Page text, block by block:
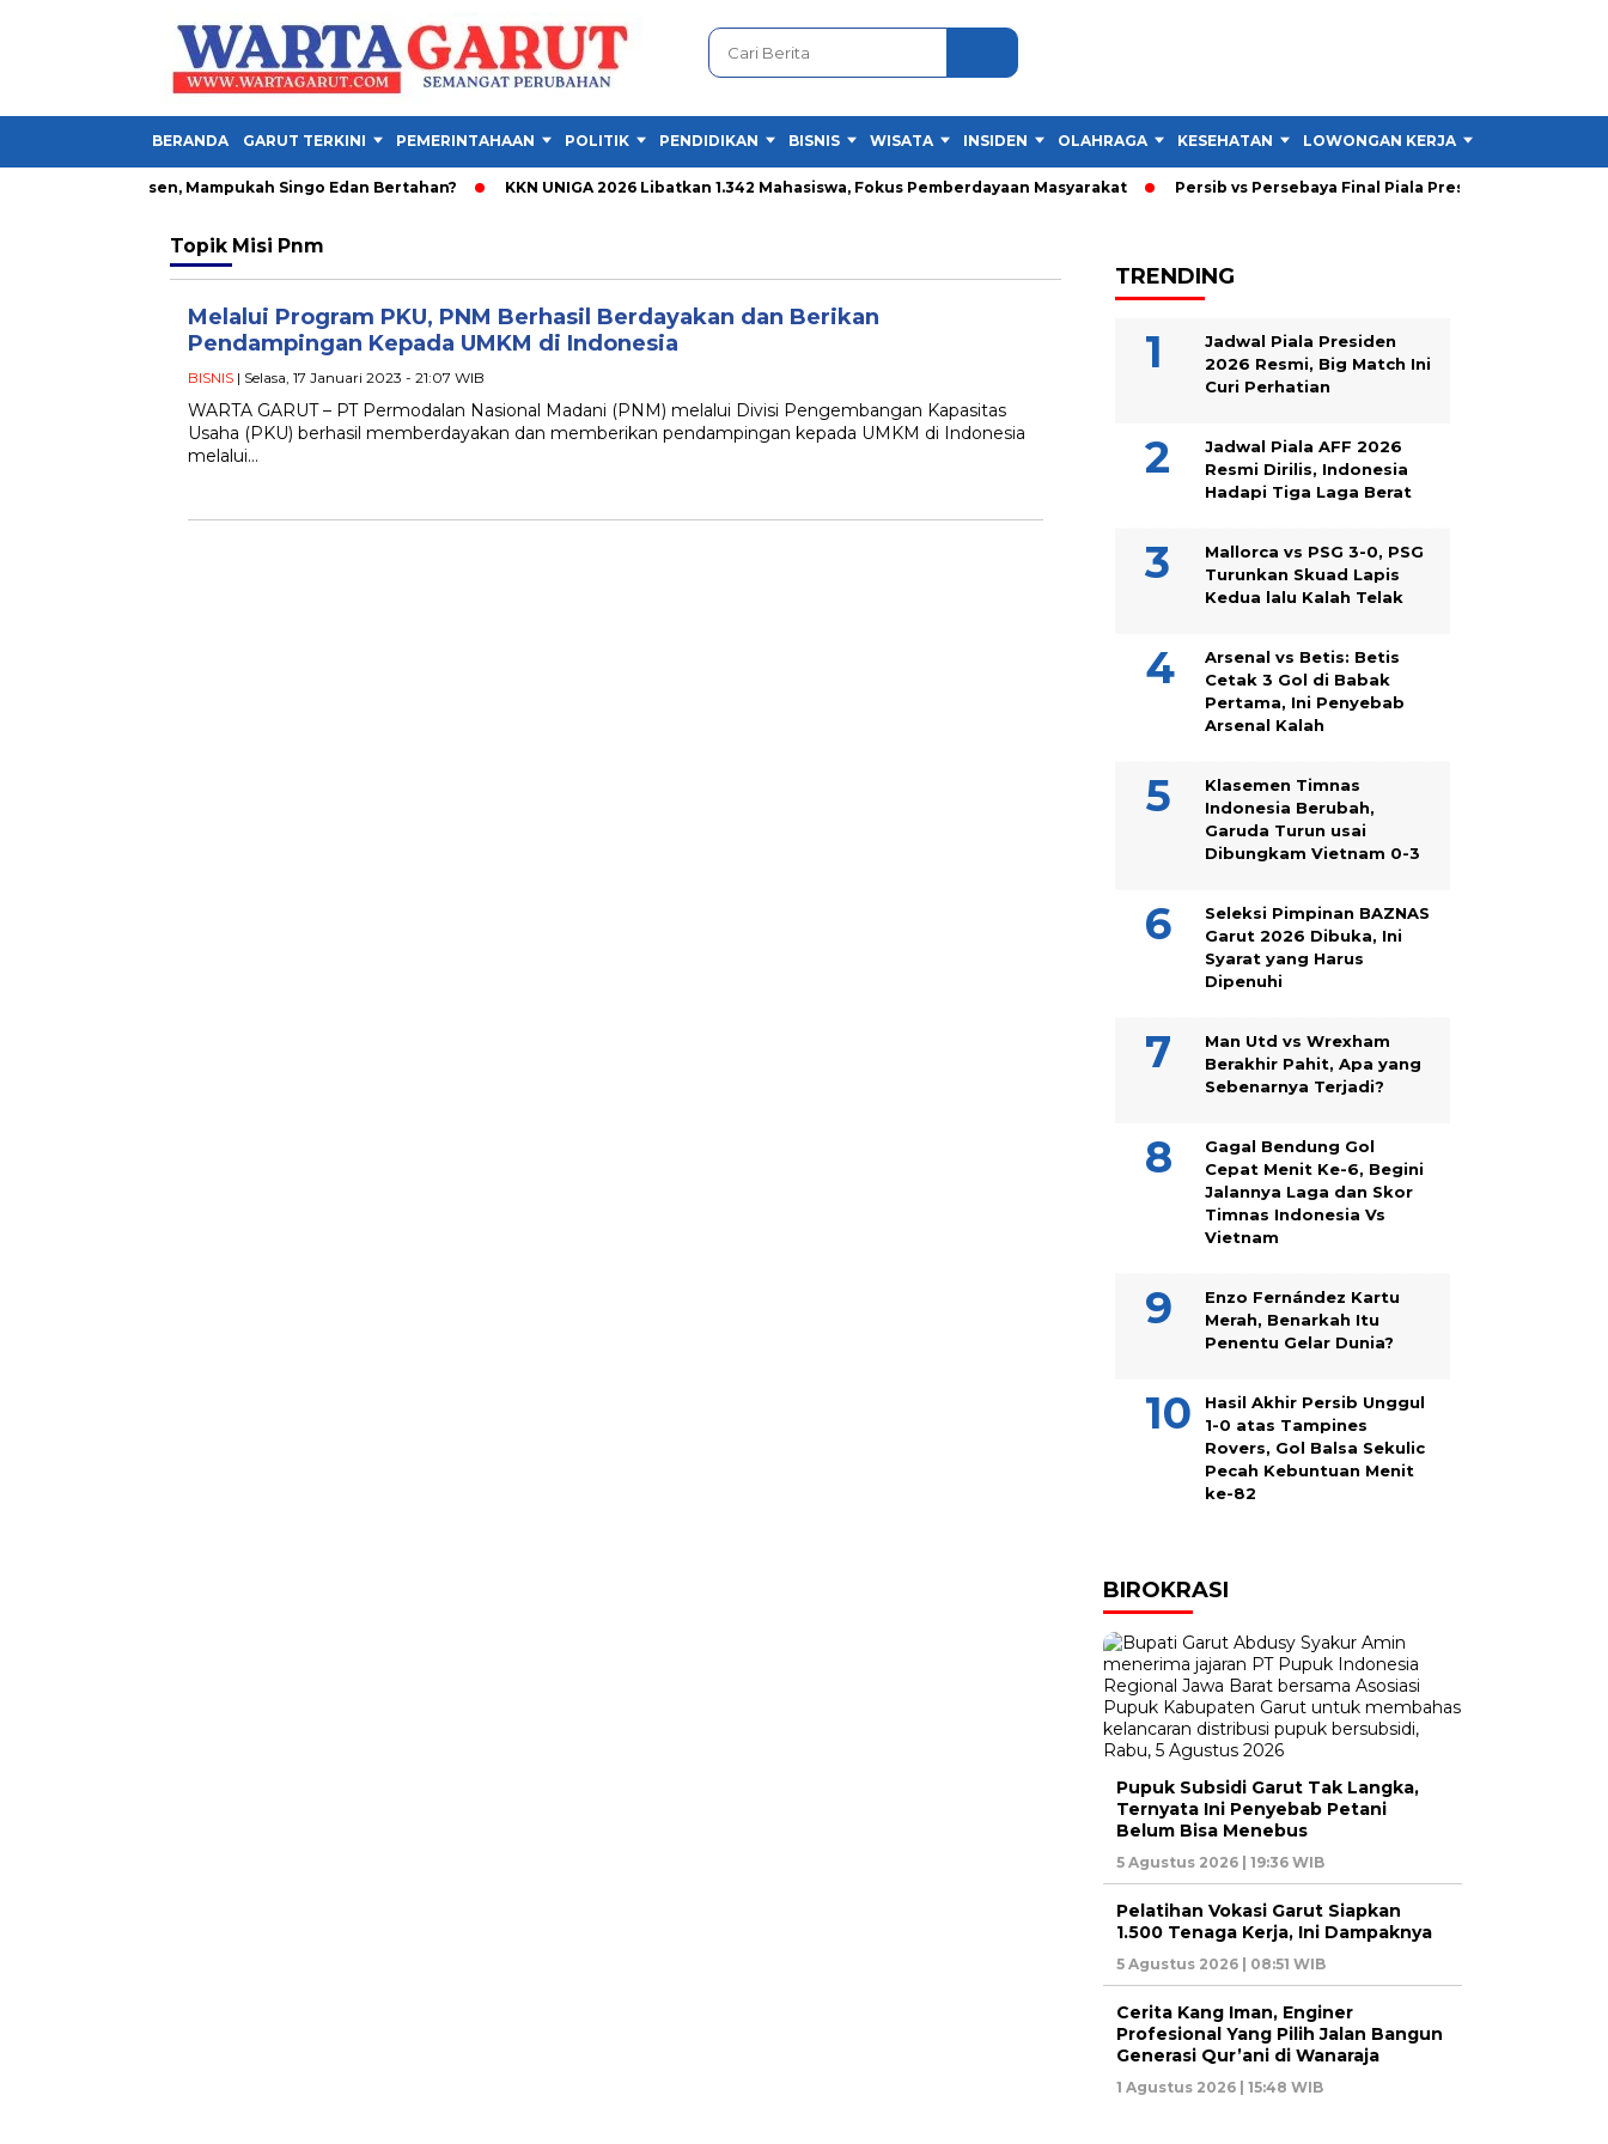
BERANDA GARUT TERKINI PEMERINTAHAAN POLITIK PENDIDIKAN BISNIS WISATA INSIDEN OLAHRAGA KESEHATAN LOWONGAN KERJA
Henrique Absen, Mampukah Singo Edan Bertahan? KKN UNIGA 2026 Libatkan 1.342 Mahasiswa, Fokus Pemberdayaan Masyarakat Persib vs Persebaya Final Piala Presiden 2026: Persib
Topik Misi Pnm
Melalui Program PKU, PNM Berhasil Berdayakan dan Berikan
Pendampingan Kepada UMKM di Indonesia
BISNIS | Selasa, 17 Januari 2023 - 21:07 WIB
WARTA GARUT – PT Permodalan Nasional Madani (PNM) melalui Divisi Pengembangan Kapasitas
Usaha (PKU) berhasil memberdayakan dan memberikan pendampingan kepada UMKM di Indonesia
melalui…
TRENDING
Jadwal Piala Presiden
2026 Resmi, Big Match Ini
Curi Perhatian
Jadwal Piala AFF 2026
Resmi Dirilis, Indonesia
Hadapi Tiga Laga Berat
Mallorca vs PSG 3-0, PSG
Turunkan Skuad Lapis
Kedua lalu Kalah Telak
Arsenal vs Betis: Betis
Cetak 3 Gol di Babak
Pertama, Ini Penyebab
Arsenal Kalah
Klasemen Timnas
Indonesia Berubah,
Garuda Turun usai
Dibungkam Vietnam 0-3
Seleksi Pimpinan BAZNAS
Garut 2026 Dibuka, Ini
Syarat yang Harus
Dipenuhi
Man Utd vs Wrexham
Berakhir Pahit, Apa yang
Sebenarnya Terjadi?
Gagal Bendung Gol
Cepat Menit Ke-6, Begini
Jalannya Laga dan Skor
Timnas Indonesia Vs
Vietnam
Enzo Fernández Kartu
Merah, Benarkah Itu
Penentu Gelar Dunia?
Hasil Akhir Persib Unggul
1-0 atas Tampines
Rovers, Gol Balsa Sekulic
Pecah Kebuntuan Menit
ke-82
BIROKRASI
Pupuk Subsidi Garut Tak Langka,
Ternyata Ini Penyebab Petani
Belum Bisa Menebus
5 Agustus 2026 | 19:36 WIB
Pelatihan Vokasi Garut Siapkan
1.500 Tenaga Kerja, Ini Dampaknya
5 Agustus 2026 | 08:51 WIB
Cerita Kang Iman, Enginer
Profesional Yang Pilih Jalan Bangun
Generasi Qur’ani di Wanaraja
1 Agustus 2026 | 15:48 WIB